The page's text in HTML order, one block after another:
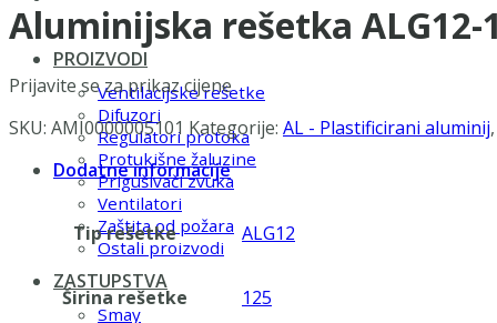
PROIZVODI
Ventilacijske rešetke
Difuzori
Regulatori protoka
Protukišne žaluzine
Prigušivači zvuka
Ventilatori
Zaštita od požara
Ostali proizvodi
ZASTUPSTVA
Smay
Aluminijska rešetka ALG12-
Prijavite se za prikaz cijene
SKU: AMI0000005101 Kategorije: AL - Plastificirani aluminij
Dodatne informacije
Tip rešetke ALG12
Širina rešetke 125